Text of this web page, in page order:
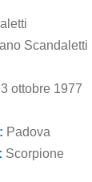
Scandaletti
ottobre 1977
Padova
Scorpione